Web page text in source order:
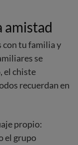
amistad
con tu familia y
se
el chiste
recuerdan en
propio:
el grupo